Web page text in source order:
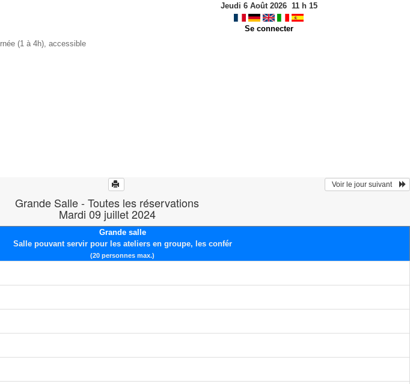
(1 à 4h), accessible
Jeudi 6 Août 2026 11h 15
Se connecter
  Voir le jour suivant
Grande Salle - Toutes les réservations
Mardi 09 juillet 2024
Grande salle
Salle pouvant servir pour les ateliers en groupe, les confér
(20 personnes max.)